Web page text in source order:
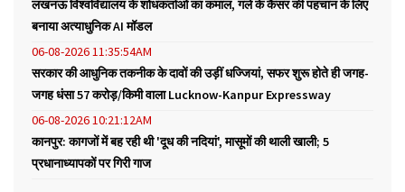
लखनऊ विश्वविद्यालय के शोधकर्ताओं का कमाल, गले के कैंसर की पहचान के लिए
बनाया अत्याधुनिक AI मॉडल
06-08-2026 11:35:54AM
सरकार की आधुनिक तकनीक के दावों की उड़ीं धज्जियां, सफर शुरू होते ही जगह-
जगह धंसा 57 करोड़/किमी वाला Lucknow-Kanpur Expressway
06-08-2026 10:21:12AM
कानपुर: कागजों में बह रही थी 'दूध की नदियां', मासूमों की थाली खाली; 5
प्रधानाध्यापकों पर गिरी गाज